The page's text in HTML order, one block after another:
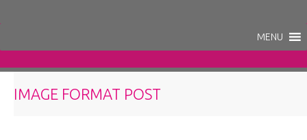
IMAGE FORMAT POST